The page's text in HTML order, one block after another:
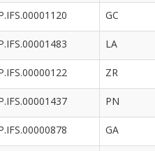
GC
LA
ZR
PN
GA